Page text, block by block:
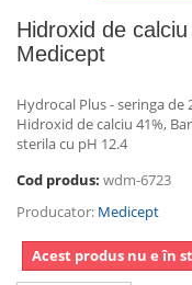
Hidroxid de
Medicept
Hydrocal Plus - seringa
Hidroxid de calciu 41%,
sterila cu pH 12.4
Cod produs: wdm-6723
Producator: Medicept
Acest produs nu e în